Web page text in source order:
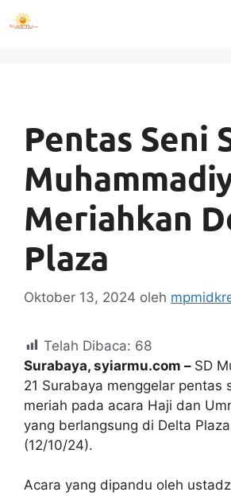
Langsung
ke
Pentas Seni
Meriahkan
Plaza
Oktober 13, 2024 oleh
Telah Dibaca: 68
Surabaya, syiarmu.com – SD
21 Surabaya menggelar pentas
meriah pada acara Haji dan
yang berlangsung di Delta
(12/10/24).
Acara yang dipandu oleh